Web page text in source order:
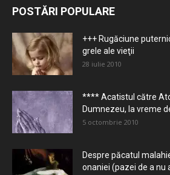
POSTĂRI POPULARE
+++ Rugăciune
grele ale vieţii
28 iulie 2010
**** Acatistul către
Dumnezeu, la vreme
5 octombrie 2010
Despre păcatul
onaniei (pazei de a nu